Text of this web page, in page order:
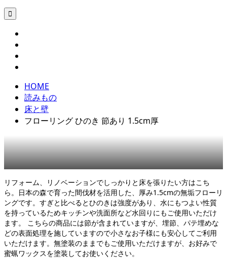

HOME
読みもの
床と壁
フローリング ひのき 節あり 1.5cm厚
床と壁,本格フローリング,製品
リフォーム、リノベーションでしっかりと床を張りたい方はこち
ら。日本の森で育った間伐材を活用した、厚み1.5cmの無垢フローリ
ングです。すぎと比べるとひのきは強度があり、水にもつよい性質
を持っているためキッチンや洗面所など水回りにもご使用いただけ
ます。 こちらの商品には節が含まれていますが、埋節、パテ埋めな
どの表面処理を施していますので小さなお子様にも安心してご利用
いただけます。無塗装のままでもご使用いただけますが、お好みで
蜜蝋ワックスを塗装してお使いください。